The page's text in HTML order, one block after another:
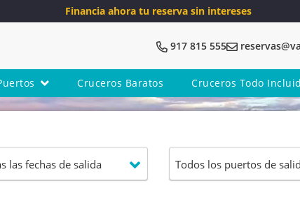
Financia ahora tu reserva sin intereses
917 815 555
Cruceros Baratos Cruceros Todo